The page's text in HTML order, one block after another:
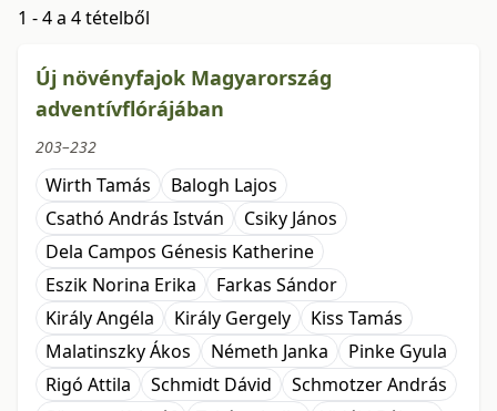
1 - 4 a 4 tételből
Új növényfajok Magyarország
adventívflórájában
203–232
Wirth Tamás
Balogh Lajos
Csathó András István
Csiky János
Dela Campos Génesis Katherine
Eszik Norina Erika
Farkas Sándor
Király Angéla
Király Gergely
Kiss Tamás
Malatinszky Ákos
Németh Janka
Pinke Gyula
Rigó Attila
Schmidt Dávid
Schmotzer András